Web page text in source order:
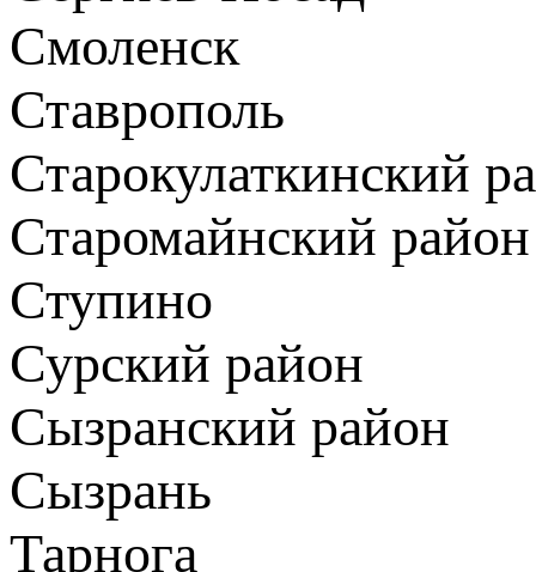
Смоленск
Ставрополь
Старокулаткинский
Старомайнский район
Ступино
Сурский район
Сызранский район
Сызрань
Тарнога